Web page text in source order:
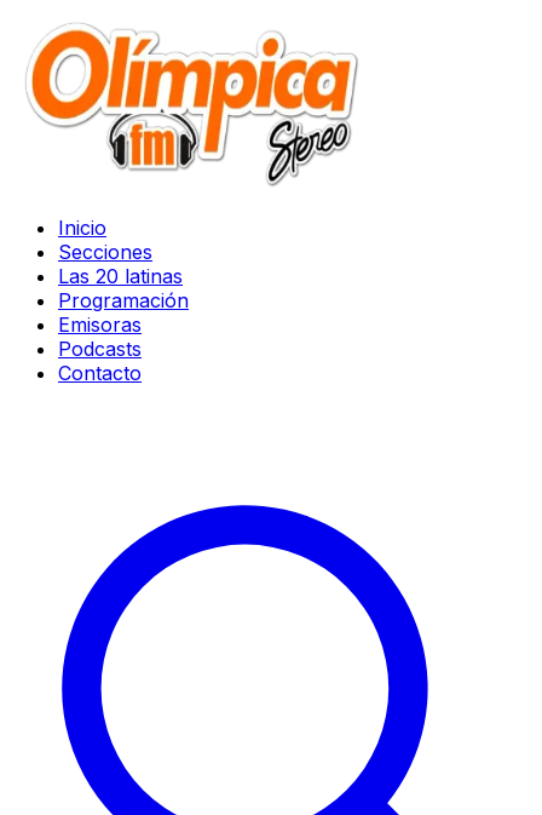
Inicio
Secciones
Las 20 latinas
Programación
Emisoras
Podcasts
Contacto